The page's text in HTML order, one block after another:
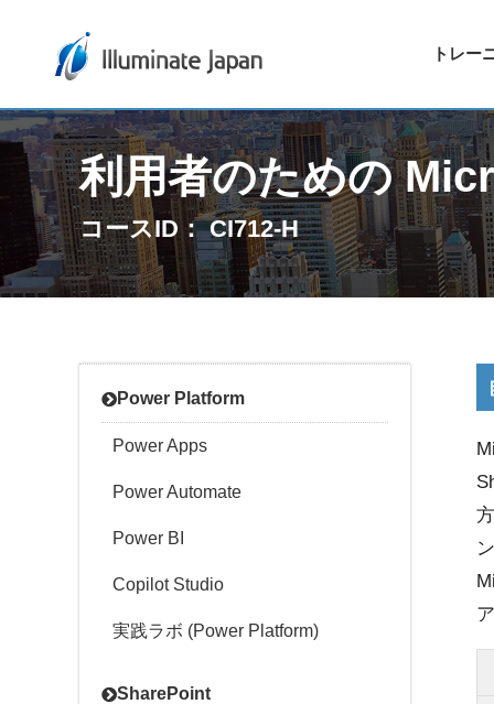
トレー
利用者のための
コースID： CI712-H
Power Platform
Power Apps
Power Automate
Power BI
Copilot Studio
実践ラボ (Power Platform)
SharePoint